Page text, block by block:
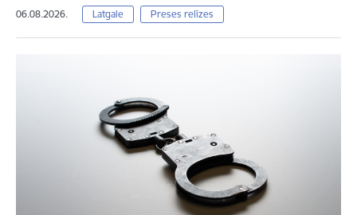
06.08.2026. Latgale Preses relīzes